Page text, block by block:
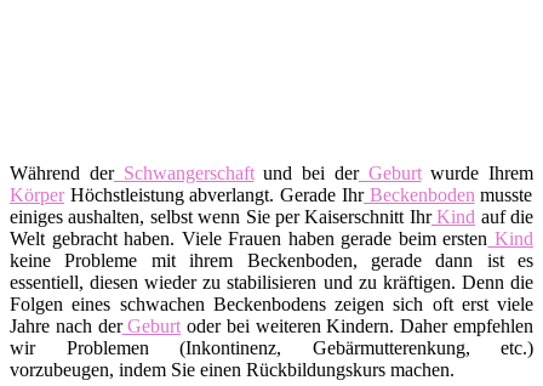
Während derSchwangerschaftund bei derGeburtwurde Ihrem
KörperHöchstleistung abverlangt. Gerade IhrBeckenboden musste
einiges aushalten, selbst wenn Sie per Kaiserschnitt IhrKind auf die
Welt gebracht haben. Viele Frauen haben gerade beim ersten Kind
keine Probleme mit ihrem Beckenboden, gerade dann ist es
essentiell, diesen wieder zu stabilisieren und zu kräftigen. Denn die
Folgen eines schwachen Beckenbodens zeigen sich oft erst viele
Jahre nach derGeburt oder bei weiteren Kindern. Daher empfehlen
wir Problemen (Inkontinenz, Gebärmutterenkung, etc.)
vorzubeugen, indem Sie einen Rückbildungskurs machen.